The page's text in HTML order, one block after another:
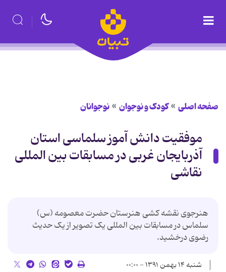
صفحه اصلی کودک و نوجوان نوجوانان
موفقیت دانش آموز سلماسی استان
آذربایجان غربی در مسابقات بین المللی
نقاشی
هنرجوی نقشه کشی هنرستان حضرت معصومه (س)
سلماس در مسابقات بین المللی یک تصویر از یک حدیث
رضوی درخشید.
شنبه ۱۴ بهمن ۱۳۹۱ - ۰۰:۰۰